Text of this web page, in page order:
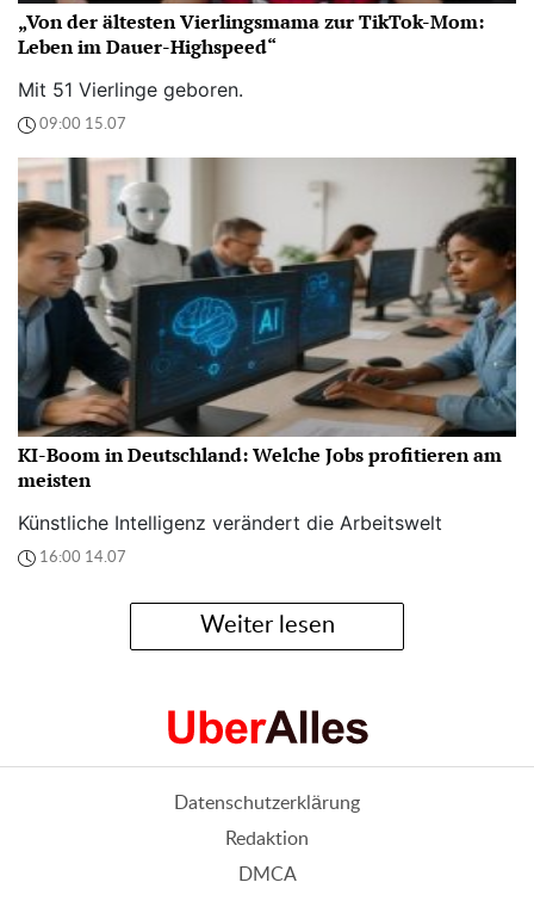
„Von der ältesten Vierlingsmama zur TikTok-Mom:
Leben im Dauer-Highspeed“
Mit 51 Vierlinge geboren.
09:00 15.07
KI-Boom in Deutschland: Welche Jobs profitieren am
meisten
Künstliche Intelligenz verändert die Arbeitswelt
16:00 14.07
Weiter lesen
Datenschutzerklärung
Redaktion
DMCA